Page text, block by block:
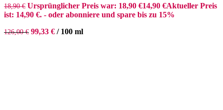
18,90€ Ursprünglicher Preis war: 18,90 €14,90 €Aktueller Preis
ist: 14,90 €. - oder abonniere und spare bis zu 15%
126,00€ 99,33 € / 100 ml